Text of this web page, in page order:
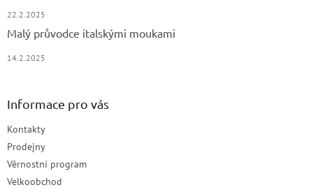
22.2.2025
Malý průvodce italskými moukami
14.2.2025
Informace pro vás
Kontakty
Prodejny
Věrnostní program
Velkoobchod